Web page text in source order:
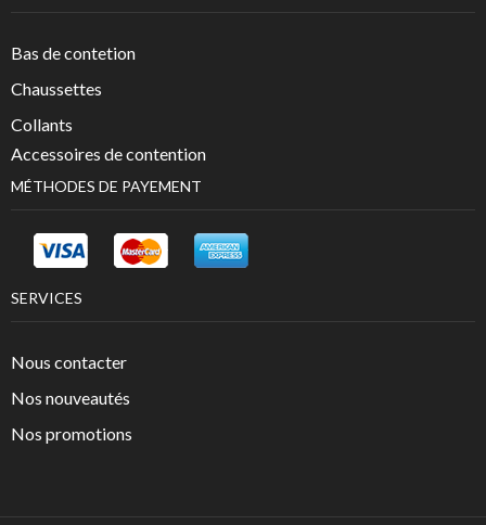
Bas de contetion
Chaussettes
Collants
Accessoires de contention
MÉTHODES DE PAYEMENT
SERVICES
Nous contacter
Nos nouveautés
Nos promotions